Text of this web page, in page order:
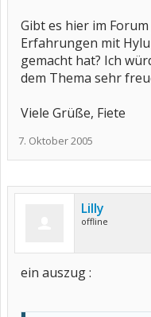
Gibt es hier im
Erfahrungen mit
gemacht hat? Ich
dem Thema sehr
Viele Grüße, Fiete
7. Oktober 2005
Lilly
offline
ein auszug :